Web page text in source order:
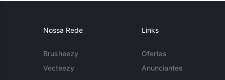
Nossa Rede
Brusheezy
Vecteezy
Links
Ofertas
Anunciantes